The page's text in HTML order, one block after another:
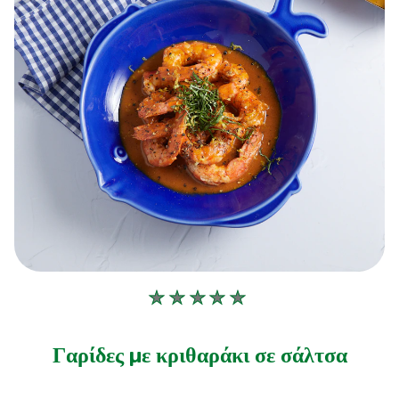
Δεν
αξιολογήσεις
Γαρίδες με κριθαράκι σε σάλτσα